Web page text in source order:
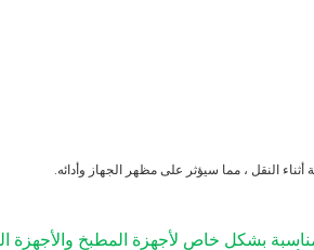
النقل ، مما سيؤثر على مظهر الجهاز وأدائه.
بشكل خاص لأجهزة المطبخ والأجهزة